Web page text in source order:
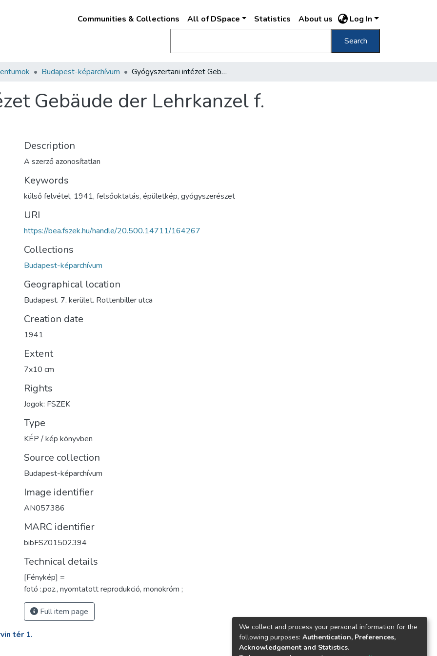
Communities & Collections All of DSpace Statistics About us Log In
Search
Budapest-képarchívum Gyógyszertani intézet Gebäude der Lehrkanzel f. Pharmakologie
Gebäude der Lehrkanzel f.
Description
A szerző azonosítatlan
Keywords
külső felvétel, 1941, felsőoktatás, épületkép, gyógyszerészet
URI
https://bea.fszek.hu/handle/20.500.14711/164267
Collections
Budapest-képarchívum
Geographical location
Budapest. 7. kerület. Rottenbiller utca
Creation date
1941
Extent
7x10 cm
Rights
Jogok: FSZEK
Type
KÉP / kép könyvben
Source collection
Budapest-képarchívum
Image identifier
AN057386
MARC identifier
bibFSZ01502394
Technical details
[Fénykép] =
fotó :,poz., nyomtatott reprodukció, monokróm ;
Full item page
tér 1.
We collect and process your personal information for the
following purposes: Authentication, Preferences,
Acknowledgement and Statistics.